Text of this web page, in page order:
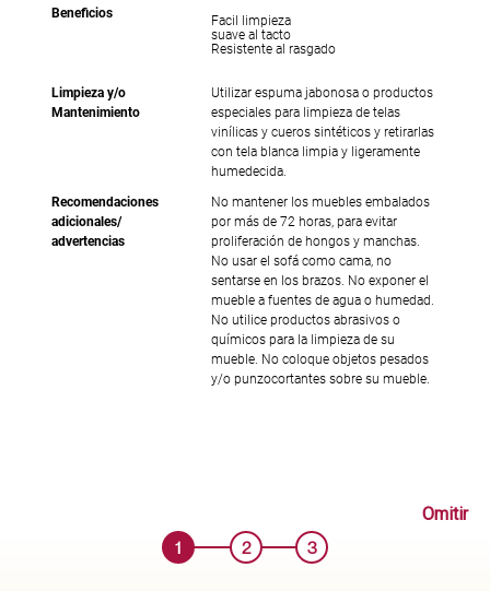
Beneficios
Facil limpieza
suave al tacto
Resistente al rasgado
Limpieza y/o
Mantenimiento
Utilizar espuma jabonosa o productos
especiales para limpieza de telas
vinílicas y cueros sintéticos y retirarlas
con tela blanca limpia y ligeramente
humedecida.
Recomendaciones
adicionales/
advertencias
No mantener los muebles embalados
por más de 72 horas, para evitar
proliferación de hongos y manchas.
No usar el sofá como cama, no
sentarse en los brazos. No exponer el
mueble a fuentes de agua o humedad.
No utilice productos abrasivos o
químicos para la limpieza de su
mueble. No coloque objetos pesados
y/o punzocortantes sobre su mueble.